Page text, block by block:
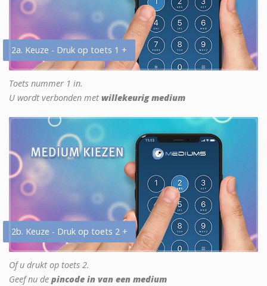
2a. Keuze - Druk op toets 1 +
Toets nummer 1 in.
U wordt verbonden met willekeurig medium
2b. Keuze - Druk op toets 2 +
Of u drukt op toets 2.
Geef nu de pincode in van een medium